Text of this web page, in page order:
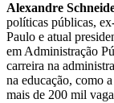
Alexandre
políticas públicas,
Paulo e atual
em Administração
carreira na
na educação, como
mais de 200 mil